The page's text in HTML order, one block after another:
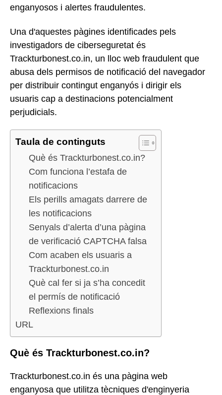
enganyosos i alertes fraudulentes.
Una d'aquestes pàgines identificades pels
investigadors de ciberseguretat és
Trackturbonest.co.in, un lloc web fraudulent que
abusa dels permisos de notificació del navegador
per distribuir contingut enganyós i dirigir els
usuaris cap a destinacions potencialment
perjudicials.
Taula de continguts
Què és Trackturbonest.co.in?
Com funciona l’estafa de
notificacions
Els perills amagats darrere de
les notificacions
Senyals d’alerta d’una pàgina
de verificació CAPTCHA falsa
Com acaben els usuaris a
Trackturbonest.co.in
Què cal fer si ja s’ha concedit
el permís de notificació
Reflexions finals
URL
Què és Trackturbonest.co.in?
Trackturbonest.co.in és una pàgina web
enganyosa que utilitza tècniques d'enginyeria